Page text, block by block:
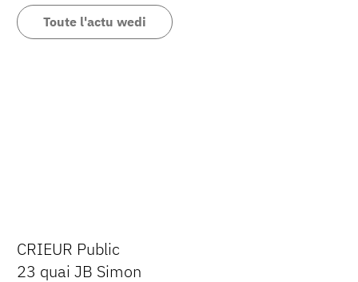
Toute l'actu wedi
CRIEUR Public
23 quai JB Simon